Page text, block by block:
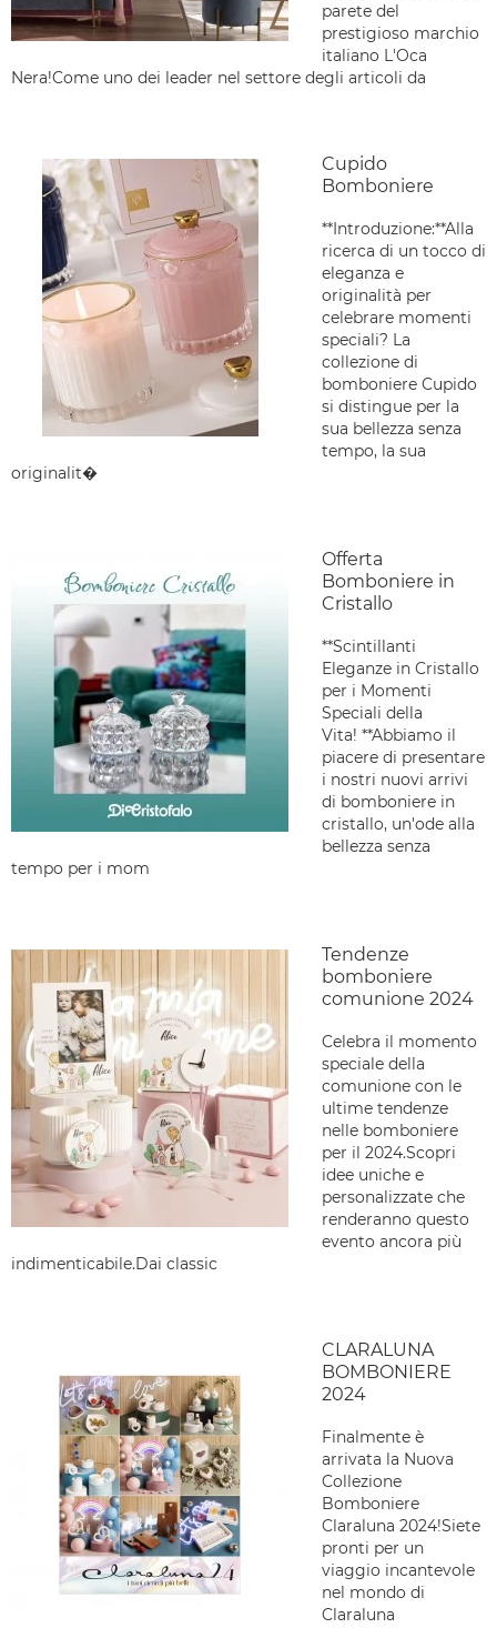
parete del
prestigioso marchio
italiano L'Oca
Nera!Come uno dei leader nel settore degli articoli da
Cupido
Bomboniere
**Introduzione:**Alla
ricerca di un tocco di
eleganza e
originalità per
celebrare momenti
speciali? La
collezione di
bomboniere Cupido
si distingue per la
sua bellezza senza
tempo, la sua
originalit�
Offerta
Bomboniere in
Cristallo
**Scintillanti
Eleganze in Cristallo
per i Momenti
Speciali della
Vita! **Abbiamo il
piacere di presentare
i nostri nuovi arrivi
di bomboniere in
cristallo, un'ode alla
bellezza senza
tempo per i mom
Tendenze
bomboniere
comunione 2024
Celebra il momento
speciale della
comunione con le
ultime tendenze
nelle bomboniere
per il 2024.Scopri
idee uniche e
personalizzate che
renderanno questo
evento ancora più
indimenticabile.Dai classic
CLARALUNA
BOMBONIERE
2024
Finalmente è
arrivata la Nuova
Collezione
Bomboniere
Claraluna 2024!Siete
pronti per un
viaggio incantevole
nel mondo di
Claraluna